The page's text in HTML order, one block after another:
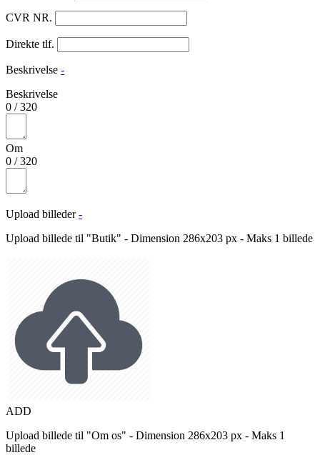
CVR NR.
Direkte tlf.
Beskrivelse -
Beskrivelse
0 /320
Om
0 /320
Upload billeder -
Upload billede til "Butik" - Dimension 286x203 px - Maks 1 billede
ADD
Upload billede til "Om os" - Dimension 286x203 px - Maks 1
billede